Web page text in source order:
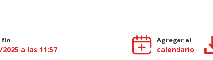
fin
2025 a las 11:57
Agregar al
calendario